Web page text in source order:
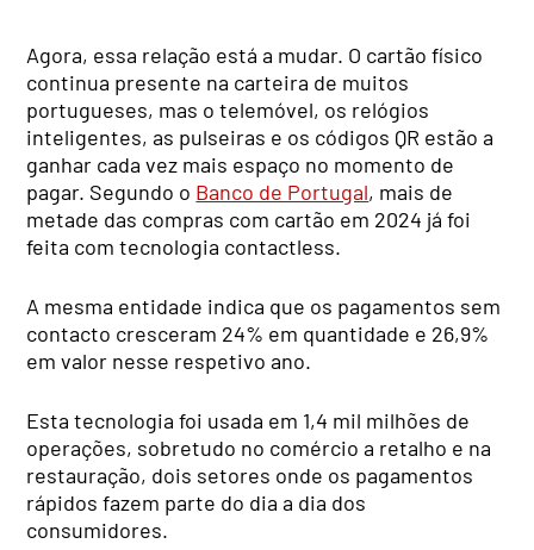
Agora, essa relação está a mudar. O cartão físico
continua presente na carteira de muitos
portugueses, mas o telemóvel, os relógios
inteligentes, as pulseiras e os códigos QR estão a
ganhar cada vez mais espaço no momento de
pagar. Segundo o Banco de Portugal, mais de
metade das compras com cartão em 2024 já foi
feita com tecnologia contactless.
A mesma entidade indica que os pagamentos sem
contacto cresceram 24% em quantidade e 26,9%
em valor nesse respetivo ano.
Esta tecnologia foi usada em 1,4 mil milhões de
operações, sobretudo no comércio a retalho e na
restauração, dois setores onde os pagamentos
rápidos fazem parte do dia a dia dos
consumidores.